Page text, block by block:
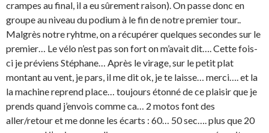
crampes au final, il a eu sûrement raison). On passe donc en
groupe au niveau du podium à le fin de notre premier tour..
Malgrès notre ryhtme, on a récupérer quelques secondes sur le
premier… Le vélo n’est pas son fort on m’avait dit…. Cette fois-
ci je préviens Stéphane… Après le virage, sur le petit plat
montant au vent, je pars, il me dit ok, je te laisse… merci…. et la
la machine reprend place… toujours étonné de ce plaisir que je
prends quand j’envois comme ca… 2 motos font des
aller/retour et me donne les écarts : 60… 50 sec…. plus que 20